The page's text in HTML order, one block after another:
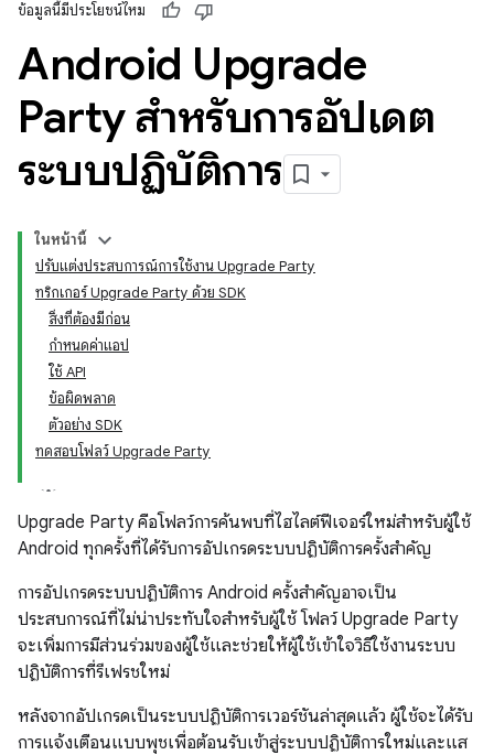
ข้อมูลนี้มีประโยชน์ไหม
Android Upgrade
Party สำหรับการอัปเดต
ระบบปฏิบัติการ
ในหน้านี้
ปรับแต่งประสบการณ์การใช้งาน Upgrade Party
ทริกเกอร์ Upgrade Party ด้วย SDK
สิ่งที่ต้องมีก่อน
กำหนดค่าแอป
ใช้ API
ข้อผิดพลาด
ตัวอย่าง SDK
ทดสอบโฟลว์ Upgrade Party
Upgrade Party คือโฟลว์การค้นพบที่ไฮไลต์ฟีเจอร์ใหม่สำหรับผู้ใช้
Android ทุกครั้งที่ได้รับการอัปเกรดระบบปฏิบัติการครั้งสำคัญ
การอัปเกรดระบบปฏิบัติการ Android ครั้งสำคัญอาจเป็น
ประสบการณ์ที่ไม่น่าประทับใจสำหรับผู้ใช้ โฟลว์ Upgrade Party
จะเพิ่มการมีส่วนร่วมของผู้ใช้และช่วยให้ผู้ใช้เข้าใจวิธีใช้งานระบบ
ปฏิบัติการที่รีเฟรชใหม่
หลังจากอัปเกรดเป็นระบบปฏิบัติการเวอร์ชันล่าสุดแล้ว ผู้ใช้จะได้รับ
การแจ้งเตือนแบบพุชเพื่อต้อนรับเข้าสู่ระบบปฏิบัติการใหม่และแส